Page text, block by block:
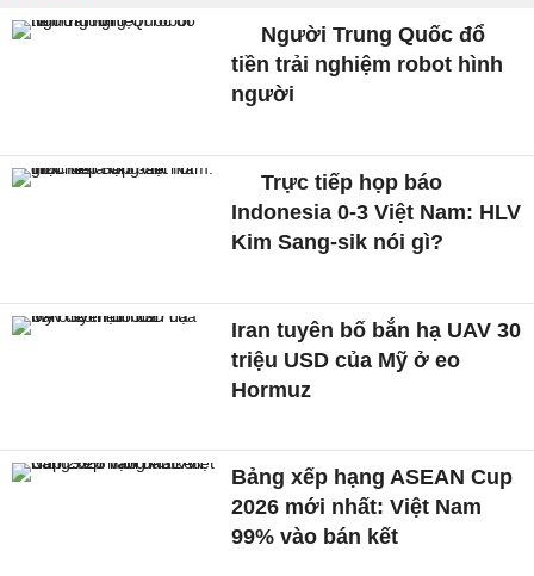
Người Trung Quốc đổ
tiền trải nghiệm robot hình
người
Trực tiếp họp báo
Indonesia 0-3 Việt Nam: HLV
Kim Sang-sik nói gì?
Iran tuyên bố bắn hạ UAV 30
triệu USD của Mỹ ở eo
Hormuz
Bảng xếp hạng ASEAN Cup
2026 mới nhất: Việt Nam
99% vào bán kết